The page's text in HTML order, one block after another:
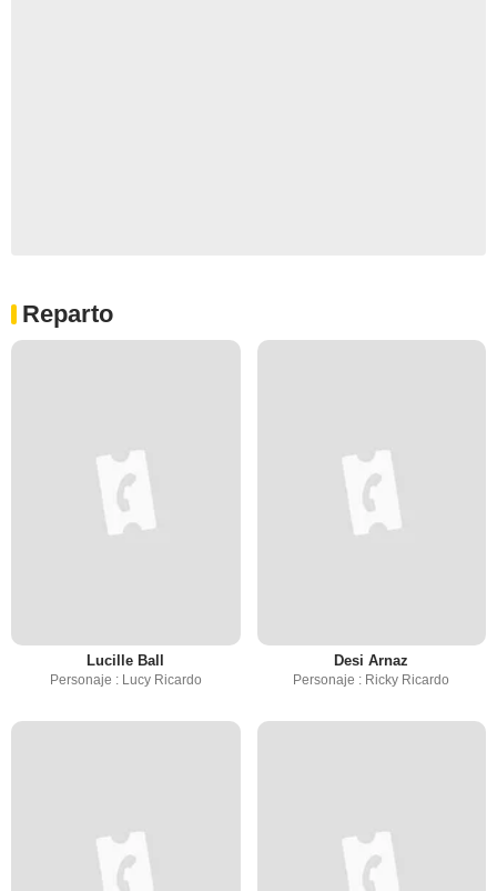
Reparto
Lucille Ball
Personaje : Lucy Ricardo
Desi Arnaz
Personaje : Ricky Ricardo